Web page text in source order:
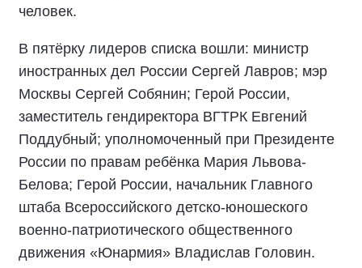
человек.
В пятёрку лидеров списка вошли: министр
иностранных дел России Сергей Лавров; мэр
Москвы Сергей Собянин; Герой России,
заместитель гендиректора ВГТРК Евгений
Поддубный; уполномоченный при Президенте
России по правам ребёнка Мария Львова-
Белова; Герой России, начальник Главного
штаба Всероссийского детско-юношеского
военно-патриотического общественного
движения «Юнармия» Владислав Головин.